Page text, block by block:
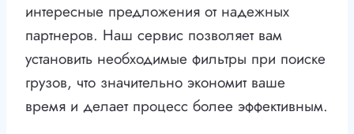
интересные предложения от надежных
партнеров. Наш сервис позволяет вам
установить необходимые фильтры при поиске
грузов, что значительно экономит ваше
время и делает процесс более эффективным.